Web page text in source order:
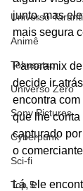
Universo
Animê
Tokusatsu
Universo Zero
Sony Pictures
Cyberpunk
Sci-fi
Top 5
junto, mas
mais segura
Panoramix
decide ir
encontra
que lhe
capturado
o
Lá, ele